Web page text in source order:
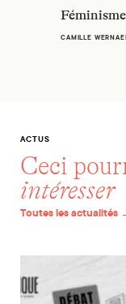
CAMILLE
ACTUS
Ceci
intéresser
Toutes les actualités